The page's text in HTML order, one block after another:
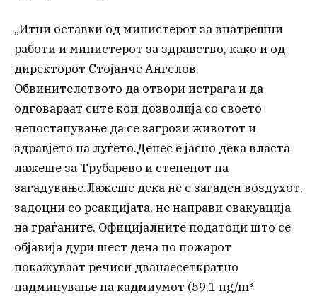
„Итни оставки од министерот за внатрешни
работи и министерот за здравство, како и од
директорот Стојанче Ангелов.
Обвинителството да отвори истрага и да
одговараат сите кои дозволија со своето
непостапување да се загрози животот и
здравјето на луѓето.Денес е јасно дека власта
лажеше за Трубарево и степенот на
загадување.Лажеше дека не е загаден воздухот,
задоцни со реакцијата, не направи евакуација
на граѓаните. Официјалните податоци што се
објавија дури шест дена по пожарот
покажуваат речиси дванаесеткратно
надминување на кадмиумот (59,1 ng/m³